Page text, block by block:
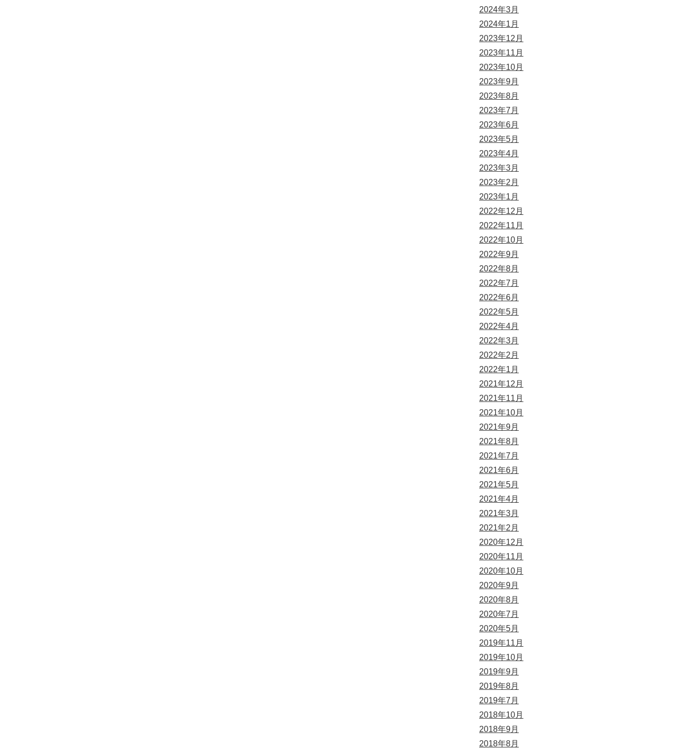
2024年3月
2024年1月
2023年12月
2023年11月
2023年10月
2023年9月
2023年8月
2023年7月
2023年6月
2023年5月
2023年4月
2023年3月
2023年2月
2023年1月
2022年12月
2022年11月
2022年10月
2022年9月
2022年8月
2022年7月
2022年6月
2022年5月
2022年4月
2022年3月
2022年2月
2022年1月
2021年12月
2021年11月
2021年10月
2021年9月
2021年8月
2021年7月
2021年6月
2021年5月
2021年4月
2021年3月
2021年2月
2020年12月
2020年11月
2020年10月
2020年9月
2020年8月
2020年7月
2020年5月
2019年11月
2019年10月
2019年9月
2019年8月
2019年7月
2018年10月
2018年9月
2018年8月